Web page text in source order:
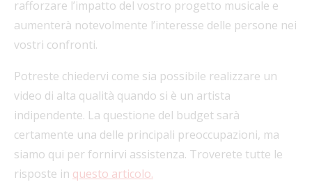
rafforzare l’impatto del vostro progetto musicale e
aumenterà notevolmente l’interesse delle persone nei
vostri confronti.
Potreste chiedervi come sia possibile realizzare un
video di alta qualità quando si è un artista
indipendente. La questione del budget sarà
certamente una delle principali preoccupazioni, ma
siamo qui per fornirvi assistenza. Troverete tutte le
risposte in questo articolo.